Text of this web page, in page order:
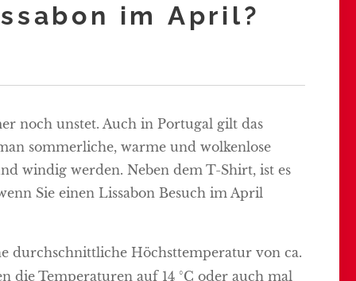
im April?
noch unstet. Auch in Portugal gilt das
sommerliche, warme und wolkenlose
windig werden. Neben dem T-Shirt, ist es
Sie einen Lissabon Besuch im April
durchschnittliche Höchsttemperatur von ca.
die Temperaturen auf 14 °C oder auch mal